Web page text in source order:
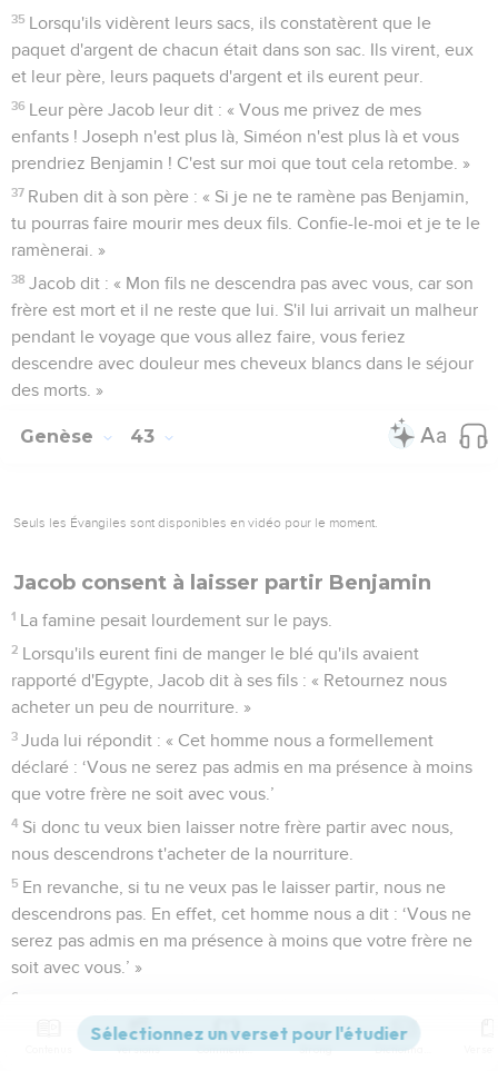
35 Lorsqu'ils vidèrent leurs sacs, ils constatèrent que le
paquet d'argent de chacun était dans son sac. Ils virent, eux
et leur père, leurs paquets d'argent et ils eurent peur.
36 Leur père Jacob leur dit : « Vous me privez de mes
enfants ! Joseph n'est plus là, Siméon n'est plus là et vous
prendriez Benjamin ! C'est sur moi que tout cela retombe. »
37 Ruben dit à son père : « Si je ne te ramène pas Benjamin,
tu pourras faire mourir mes deux fils. Confie-le-moi et je te le
ramènerai. »
38 Jacob dit : « Mon fils ne descendra pas avec vous, car son
frère est mort et il ne reste que lui. S'il lui arrivait un malheur
pendant le voyage que vous allez faire, vous feriez
descendre avec douleur mes cheveux blancs dans le séjour
des morts. »
Genèse 43
Seuls les Évangiles sont disponibles en vidéo pour le moment.
Jacob consent à laisser partir Benjamin
1 La famine pesait lourdement sur le pays.
2 Lorsqu'ils eurent fini de manger le blé qu'ils avaient
rapporté d'Egypte, Jacob dit à ses fils : « Retournez nous
acheter un peu de nourriture. »
3 Juda lui répondit : « Cet homme nous a formellement
déclaré : ‘Vous ne serez pas admis en ma présence à moins
que votre frère ne soit avec vous.’
4 Si donc tu veux bien laisser notre frère partir avec nous,
nous descendrons t'acheter de la nourriture.
5 En revanche, si tu ne veux pas le laisser partir, nous ne
descendrons pas. En effet, cet homme nous a dit : ‘Vous ne
serez pas admis en ma présence à moins que votre frère ne
soit avec vous.’ »
6
révélant à cet homme que vous aviez encore un frère ? »
Versions Commentaires Strong